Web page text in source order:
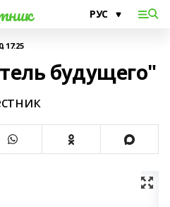
17:25
будущего"